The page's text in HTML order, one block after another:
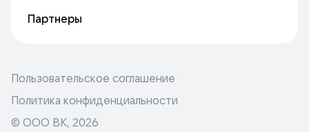
Партнеры
Пользовательское соглашение
Политика конфиденциальности
© ООО ВК, 2026